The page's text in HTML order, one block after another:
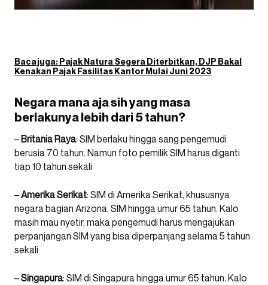
Baca juga:Pajak Natura Segera Diterbitkan, DJP Bakal
Kenakan Pajak Fasilitas Kantor Mulai Juni 2023
Negara mana aja sih yang masa
berlakunya lebih dari 5 tahun?
– Britania Raya: SIM berlaku hingga sang pengemudi
berusia 70 tahun. Namun foto pemilik SIM harus diganti
tiap 10 tahun sekali
–Amerika Serikat: SIM di Amerika Serikat, khususnya
negara bagian Arizona, SIM hingga umur 65 tahun. Kalo
masih mau nyetir, maka pengemudi harus mengajukan
perpanjangan SIM yang bisa diperpanjang selama 5 tahun
sekali
–Singapura: SIM di Singapura hingga umur 65 tahun. Kalo